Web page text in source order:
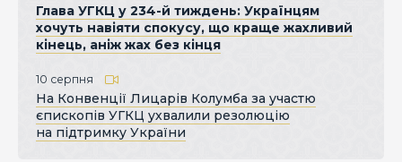
Глава УГКЦ у 234-й тиждень: Українцям
хочуть навіяти спокусу, що краще жахливий
кінець, аніж жах без кінця
10 серпня
На Конвенції Лицарів Колумба за участю
єпископів УГКЦ ухвалили резолюцію
на підтримку України